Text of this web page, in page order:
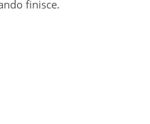
finisce.